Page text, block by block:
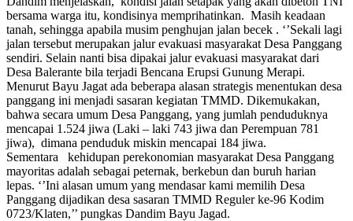
bersama warga itu, kondisinya memprihatinkan. Masih keadaan
tanah, sehingga apabila musim penghujan jalan becek . ‘’Sekali lagi
jalan tersebut merupakan jalur evakuasi masyarakat Desa Panggang
sendiri. Selain nanti bisa dipakai jalur evakuasi masyarakat dari
Desa Balerante bila terjadi Bencana Erupsi Gunung Merapi.
Menurut Bayu Jagat ada beberapa alasan strategis menentukan desa
panggang ini menjadi sasaran kegiatan TMMD. Dikemukakan,
bahwa secara umum Desa Panggang, yang jumlah penduduknya
mencapai 1.524 jiwa (Laki – laki 743 jiwa dan Perempuan 781
jiwa), dimana penduduk miskin mencapai 184 jiwa.
Sementara kehidupan perekonomian masyarakat Desa Panggang
mayoritas adalah sebagai peternak, berkebun dan buruh harian
lepas. ‘’Ini alasan umum yang mendasar kami memilih Desa
Panggang dijadikan desa sasaran TMMD Reguler ke-96 Kodim
0723/Klaten,’’ pungkas Dandim Bayu Jagad.